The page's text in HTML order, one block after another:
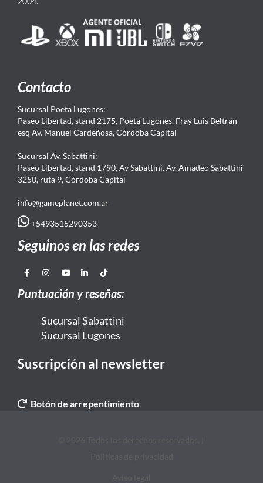
Contacto
Sucursal Poeta Lugones:
Paseo Libertad, stand 2175, Poeta Lugones. Fray Luis Beltrán
esq Av. Manuel Cardeñosa, Córdoba Capital
Sucursal Av. Sabattini:
Paseo Libertad, stand 1790, Av Sabattini. Av. Amadeo Sabattini
3250, ruta 9, Córdoba Capital
info@gameplanet.com.ar
+5493515290353
Seguinos en las redes
Puntuación y reseñas:
Sucursal Sabattini
Sucursal Lugones
Suscripción al newsletter
Botón de arrepentimiento